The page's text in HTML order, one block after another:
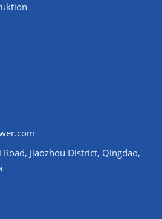
Jiaozhou District, Qingdao,